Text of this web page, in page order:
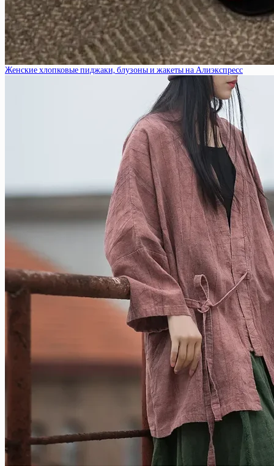
Женские хлопковые пиджаки, блузоны и жакеты на Алиэкспресс